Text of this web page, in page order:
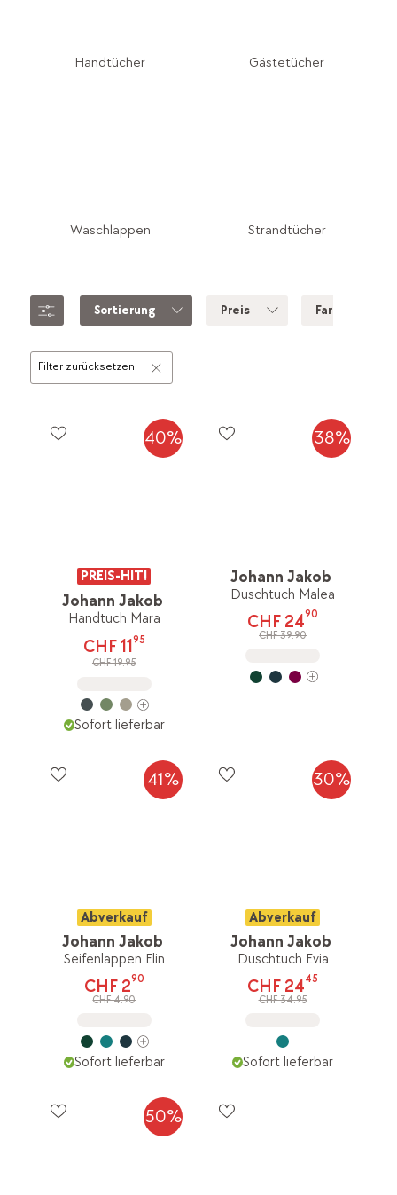
Handtücher Gästetücher
Waschlappen Strandtücher
Sortierung Preis Farbe
Filter zurücksetzen
40%
PREIS-HIT!
Johann Jakob
Handtuch Mara
CHF 1195
CHF 19.95
Sofort lieferbar
38%
Johann Jakob
Duschtuch Malea
CHF 2490
CHF 39.90
41%
Abverkauf
Johann Jakob
Seifenlappen Elin
CHF 290
CHF 4.90
Sofort lieferbar
30%
Abverkauf
Johann Jakob
Duschtuch Evia
CHF 2445
CHF 34.95
Sofort lieferbar
50%